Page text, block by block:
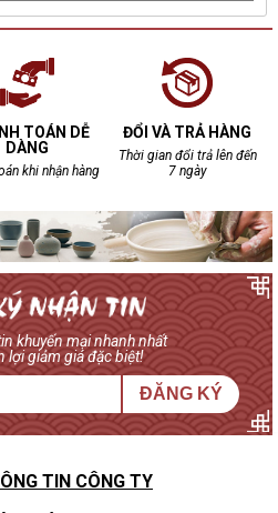
TOÁN DỄ
DÀNG
khi nhận hàng
ĐỔI VÀ TRẢ HÀNG
Thời gian đổi trả lên đến
7 ngày
khuyến mại nhanh nhất
lợi giảm giá đặc biệt!
ĐĂNG KÝ
TIN CÔNG TY